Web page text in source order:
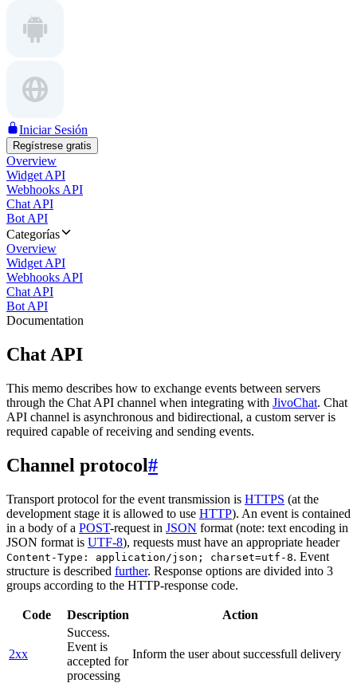
Iniciar Sesión
Regístrese gratis
Overview
Widget API
Webhooks API
Chat API
Bot API
Categorías
Overview
Widget API
Webhooks API
Chat API
Bot API
Documentation
Chat API
This memo describes how to exchange events between servers
through the Chat API channel when integrating with JivoChat. Chat
API channel is asynchronous and bidirectional, a custom server is
required capable of receiving and sending events.
Channel protocol#
Transport protocol for the event transmission is HTTPS (at the
development stage it is allowed to use HTTP). An event is contained
in a body of a POST-request in JSON format (note: text encoding in
JSON format is UTF-8), requests must have an appropriate header
Content-Type: application/json; charset=utf-8. Event
structure is described further. Response options are divided into 3
groups according to the HTTP-response code.
Code Description Action
2xx
Success.
Event is
accepted for
processing
Inform the user about successfull delivery